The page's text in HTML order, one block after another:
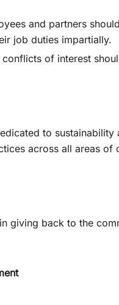
and partners
job duties impartially.
of interest
to
across all areas of
giving back to the